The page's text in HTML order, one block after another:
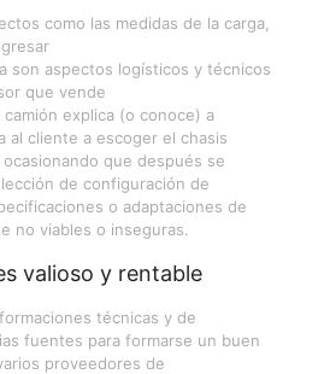
como las medidas de la carga,
son aspectos logísticos y técnicos
que vende
explica (o conoce) a
al cliente a escoger el chasis
que después se
de configuración de
o adaptaciones de
no viables o inseguras.
valioso y rentable
técnicas y de
fuentes para formarse un buen
proveedores de